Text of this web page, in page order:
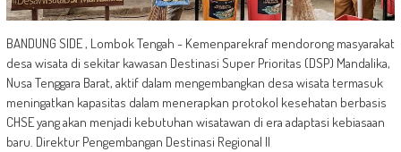
BANDUNG SIDE , Lombok Tengah - Kemenparekraf mendorong masyarakat
desa wisata di sekitar kawasan Destinasi Super Prioritas (DSP) Mandalika,
Nusa Tenggara Barat, aktif dalam mengembangkan desa wisata termasuk
meningatkan kapasitas dalam menerapkan protokol kesehatan berbasis
CHSE yang akan menjadi kebutuhan wisatawan di era adaptasi kebiasaan
baru. Direktur Pengembangan Destinasi Regional II